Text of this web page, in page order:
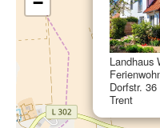
Landhaus
Dorfstr. 36
Trent